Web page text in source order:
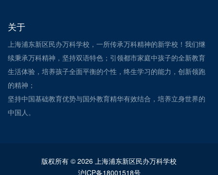
关于
上海浦东新区民办万科学校，一所传承万科精神的新学校！我们继
续秉承万科精神，坚持双语特色；引领都市家庭中孩子的全新教育
生活体验，培养孩子全面平衡的个性，终生学习的能力，创新领跑
的精神；
坚持中国基础教育优势与国外教育精华有效结合，培养立身世界的
中国人。
版权所有 © 2026 上海浦东新区民办万科学校
沪ICP备18001518号